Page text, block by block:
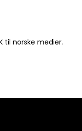
til norske medier.